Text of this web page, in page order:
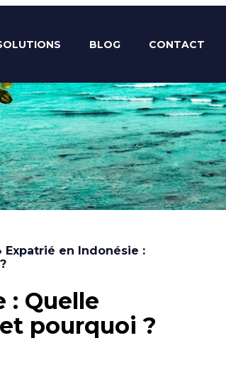
BLOG CONTACT
Expatrié en Indonésie :
: Quelle
pourquoi ?